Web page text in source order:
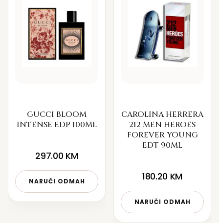
GUCCI BLOOM
INTENSE EDP 100ML
297.00 KM
NARUČI ODMAH
CAROLINA HERRERA
212 MEN HEROES
FOREVER YOUNG
EDT 90ML
180.20 KM
NARUČI ODMAH